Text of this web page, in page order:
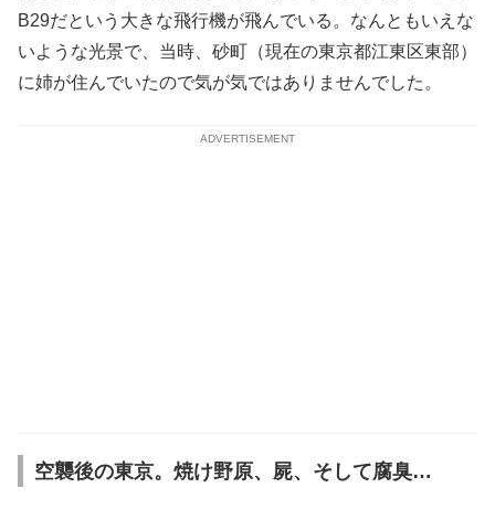
B29だという大きな飛行機が飛んでいる。なんともいえな
いような光景で、当時、砂町（現在の東京都江東区東部）
に姉が住んでいたので気が気ではありませんでした。
ADVERTISEMENT
空襲後の東京。焼け野原、屍、そして腐臭…